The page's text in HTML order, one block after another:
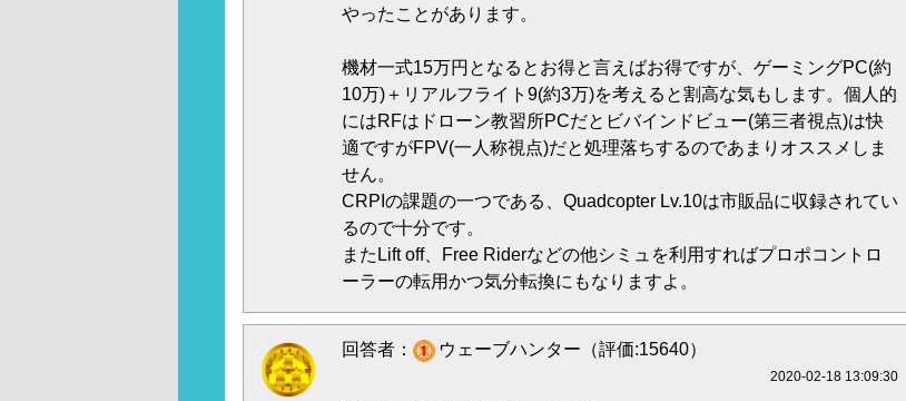
やったことがあります。
機材一式15万円となるとお得と言えばお得ですが、ゲーミングPC(約
10万)＋リアルフライト9(約3万)を考えると割高な気もします。個人的
にはRFはドローン教習所PCだとビバインドビュー(第三者視点)は快
適ですがFPV(一人称視点)だと処理落ちするのであまりオススメしま
せん。
CRPIの課題の一つである、Quadcopter Lv.10は市販品に収録されてい
るので十分です。
またLift off、Free Riderなどの他シミュを利用すればプロポコントロ
ーラーの転用かつ気分転換にもなりますよ。
回答者： ウェーブハンター（評価:15640）
2020-02-18 13:09:30